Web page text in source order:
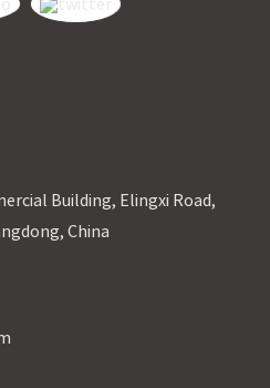
Building, Elingxi Road,
China